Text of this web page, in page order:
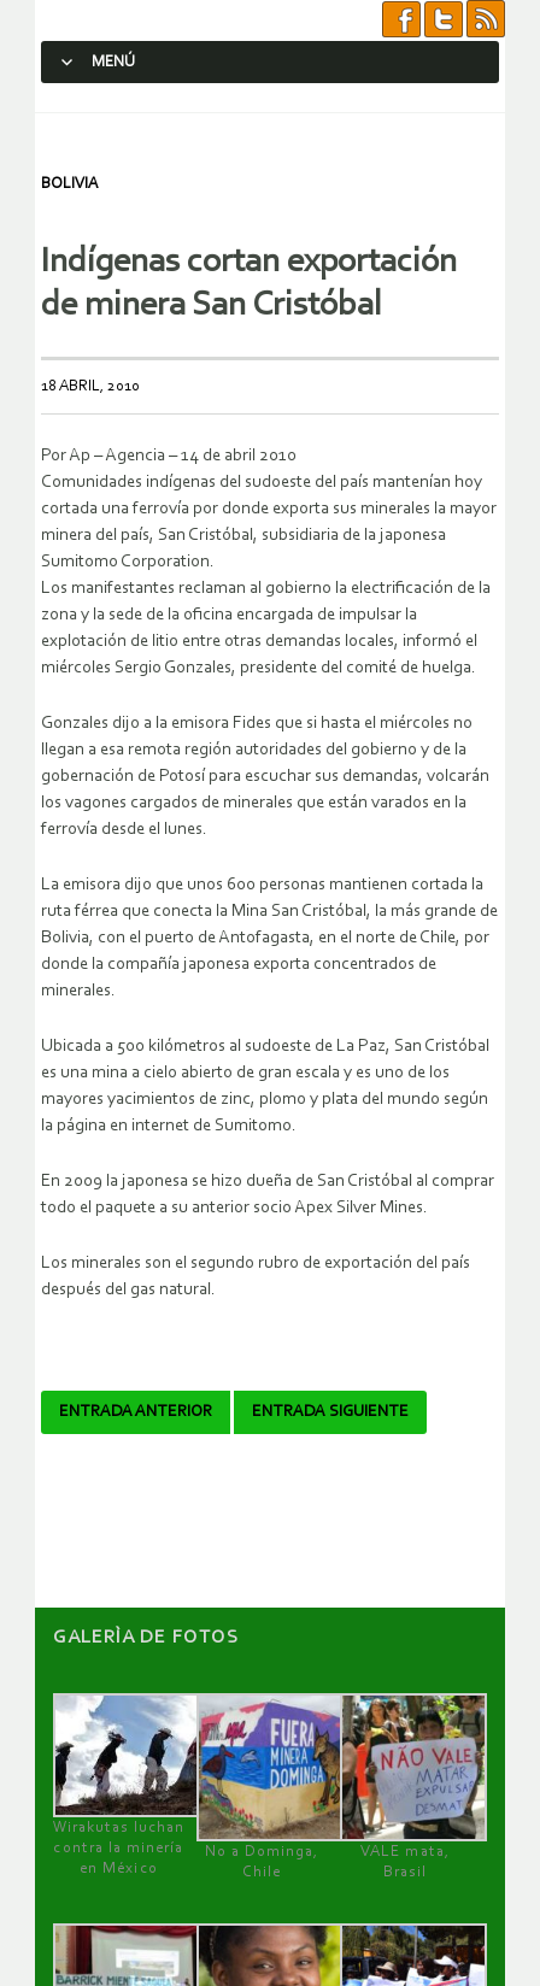
MENÚ
BOLIVIA
Indígenas cortan exportación
de minera San Cristóbal
18 ABRIL, 2010
Por Ap – Agencia – 14 de abril 2010
Comunidades indígenas del sudoeste del país mantenían hoy
cortada una ferrovía por donde exporta sus minerales la mayor
minera del país, San Cristóbal, subsidiaria de la japonesa
Sumitomo Corporation.
Los manifestantes reclaman al gobierno la electrificación de la
zona y la sede de la oficina encargada de impulsar la
explotación de litio entre otras demandas locales, informó el
miércoles Sergio Gonzales, presidente del comité de huelga.
Gonzales dijo a la emisora Fides que si hasta el miércoles no
llegan a esa remota región autoridades del gobierno y de la
gobernación de Potosí para escuchar sus demandas, volcarán
los vagones cargados de minerales que están varados en la
ferrovía desde el lunes.
La emisora dijo que unos 600 personas mantienen cortada la
ruta férrea que conecta la Mina San Cristóbal, la más grande de
Bolivia, con el puerto de Antofagasta, en el norte de Chile, por
donde la compañía japonesa exporta concentrados de
minerales.
Ubicada a 500 kilómetros al sudoeste de La Paz, San Cristóbal
es una mina a cielo abierto de gran escala y es uno de los
mayores yacimientos de zinc, plomo y plata del mundo según
la página en internet de Sumitomo.
En 2009 la japonesa se hizo dueña de San Cristóbal al comprar
todo el paquete a su anterior socio Apex Silver Mines.
Los minerales son el segundo rubro de exportación del país
después del gas natural.
Navegador
ENTRADA ANTERIOR ENTRADA SIGUIENTE
GALERÌA DE FOTOS
Wirakutas luchan
contra la minería
en México
No a Dominga,
Chile
VALE mata,
Brasil